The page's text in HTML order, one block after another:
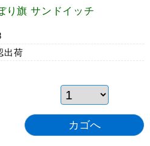
り旗 サンドイッチ
出荷